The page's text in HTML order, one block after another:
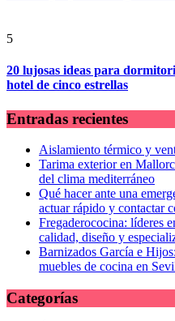
5
20 lujosas ideas para
hotel de cinco estrellas
Entradas recientes
Aislamiento térmico y
Tarima exterior en
del clima mediterráneo
Qué hacer ante una
actuar rápido y contactar
Fregaderococina: líderes
calidad, diseño y
Barnizados García e
muebles de cocina en
Categorías